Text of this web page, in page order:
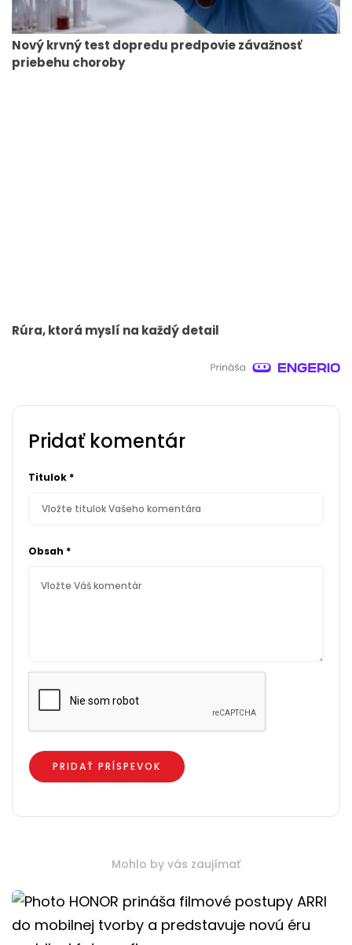
Nový krvný test dopredu predpovie závažnosť
priebehu choroby
Rúra, ktorá myslí na každý detail
Pridať komentár
Titulok *
Obsah *
Mohlo by vás zaujímať